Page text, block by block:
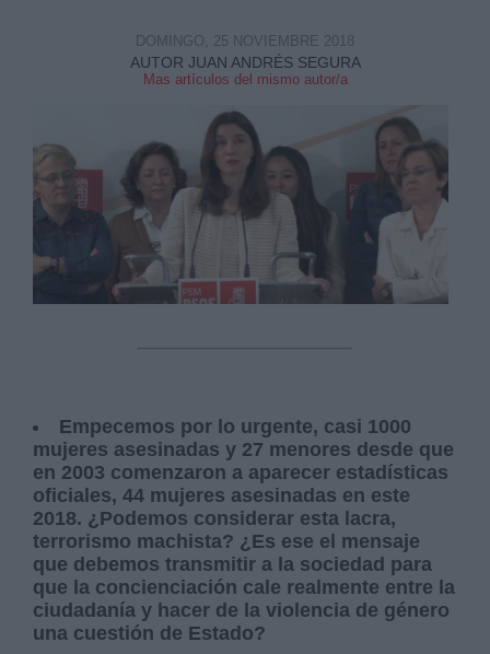
AUTOR JUAN ANDRÉS SEGURA
Mas artículos del mismo autor/a
DOMINGO, 25 NOVIEMBRE 2018
Empecemos por lo urgente, casi 1000
mujeres asesinadas y 27 menores desde que
en 2003 comenzaron a aparecer estadísticas
oficiales, 44 mujeres asesinadas en este
2018. ¿Podemos considerar esta lacra,
terrorismo machista? ¿Es ese el mensaje
que debemos transmitir a la sociedad para
que la concienciación cale realmente entre la
ciudadanía y hacer de la violencia de género
una cuestión de Estado?
link
Información adicional